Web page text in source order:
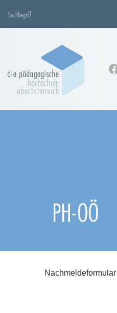
PH-OÖ
Nachmeldeformular